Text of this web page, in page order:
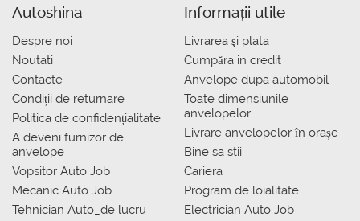
Autoshina
Despre noi
Noutati
Contacte
Condiții de returnare
Politica de confidențialitate
A deveni furnizor de
anvelope
Vopsitor Auto Job
Mecanic Auto Job
Tehnician Auto_de lucru
Informații utile
Livrarea şi plata
Сumpăra in credit
Anvelope dupa automobil
Toate dimensiunile
anvelopelor
Livrare anvelopelor în orașe
Bine sa stii
Cariera
Program de loialitate
Electrician Auto Job